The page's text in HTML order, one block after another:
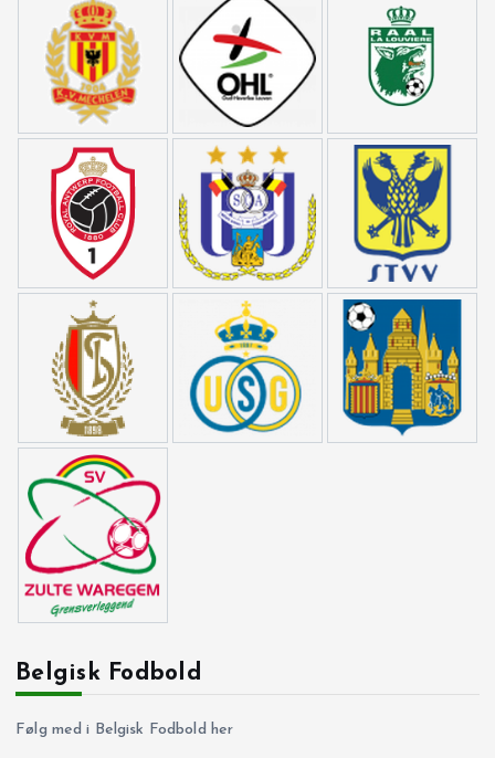
Belgisk Fodbold
Følg med i Belgisk Fodbold her